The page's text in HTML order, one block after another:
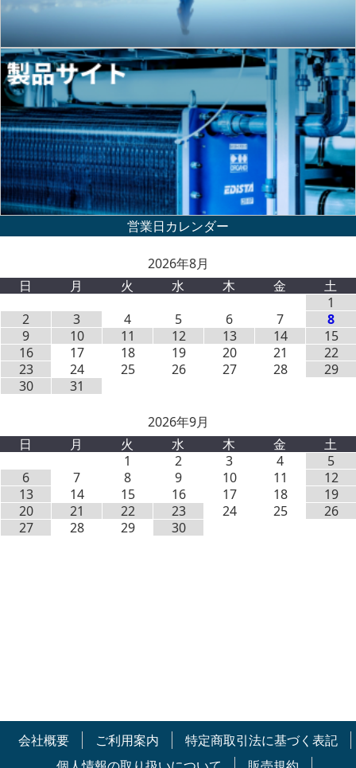
2026年8月
日
月 火 水 木 金
土
1
2
3 4 5 6 7
8
9
10 11 12 13 14
15
16
17 18 19 20 21
22
23
24 25 26 27 28
29
30
31
2026年9月
日
月 火 水 木 金
土
1
2 3 4
5
6
7 8 9 10 11
12
13
14 15 16 17 18
19
20
21 22 23 24 25
26
27
28 29 30
会社概要 ご利用案内
特定商取引法に基づく表記